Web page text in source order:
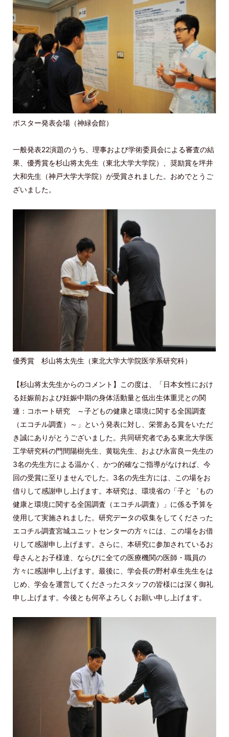
ポスター発表会場（神緑会館）
一般発表22演題のうち、理事および学術委員会による審査の結
果、優秀賞を杉山将太先生（東北大学大学院）、奨励賞を坪井
大和先生（神戸大学大学院）が受賞されました。おめでとうご
ざいました。
優秀賞 杉山将太先生（東北大学大学院医学系研究科）
【杉山将太先生からのコメント】この度は、「日本女性におけ
る妊娠前および妊娠中期の身体活動量と低出生体重児との関
連：コホート研究 ～子どもの健康と環境に関する全国調査
（エコチル調査）～」という発表に対し、栄誉ある賞をいただ
き誠にありがとうございました。共同研究者である東北大学医
工学研究科の門間陽樹先生、黄聡先生、および永富良一先生の
3名の先生方による温かく、かつ的確なご指導がなければ、今
回の受賞に至りませんでした。3名の先生方には、この場をお
借りして感謝申し上げます。本研究は、環境省の「子と゛もの
健康と環境に関する全国調査（エコチル調査）」に係る予算を
使用して実施されました。研究データの収集をしてくださった
エコチル調査宮城ユニットセンターの方々には、この場をお借
りして感謝申し上げます。さらに、本研究に参加されているお
母さんとお子様達、ならびに全ての医療機関の医師・職員の
方々に感謝申し上げます。最後に、学会長の野村卓生先生をは
じめ、学会を運営してくださったスタッフの皆様には深く御礼
申し上げます。今後とも何卒よろしくお願い申し上げます。